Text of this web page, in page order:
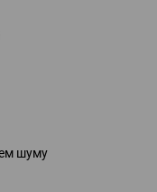
шуму